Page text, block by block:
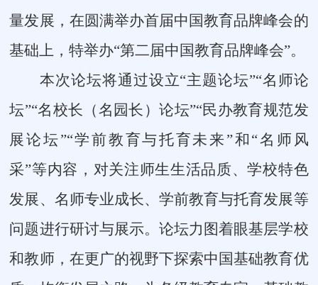
量发展，在圆满举办首届中国教育品牌峰会的
基础上，特举办“第二届中国教育品牌峰会”。
本次论坛将通过设立“主题论坛”“名师论
坛”“名校长（名园长）论坛”“民办教育规范发
展论坛”“学前教育与托育未来”和“名师风
采”等内容，对关注师生生活品质、学校特色
发展、名师专业成长、学前教育与托育发展等
问题进行研讨与展示。论坛力图着眼基层学校
和教师，在更广的视野下探索中国基础教育优